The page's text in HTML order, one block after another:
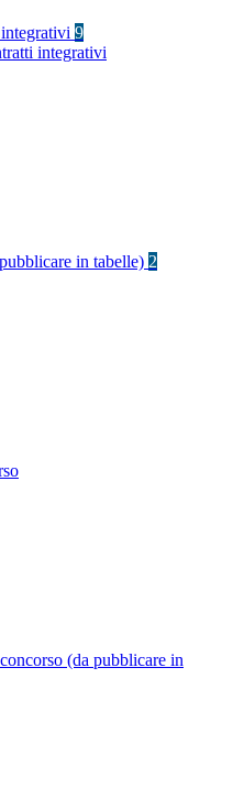
9
integrativi
in tabelle) 2
(da pubblicare in